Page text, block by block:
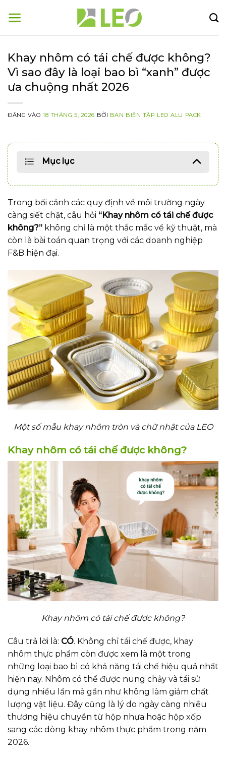
qua
Khay nhôm có tái chế được không?
Vì sao đây là loại bao bì “xanh” được
ưa chuộng nhất 2026
ĐĂNG VÀO18 THÁNG 5, 2026 BỞI BAN BIÊN TẬP LEO ALU PACK
Mục lục
Trong bối cảnh các quy định về môi trường ngày
càng siết chặt, câu hỏi “Khay nhôm có tái chế được
không?” không chỉ là một thắc mắc về kỹ thuật, mà
còn là bài toán quan trọng với các doanh nghiệp
F&B hiện đại.
Một số mẫu khay nhôm tròn và chữ nhật của LEO
Khay nhôm có tái chế được không?
Khay nhôm có tái chế được không?
Câu trả lời là: CÓ. Không chỉ tái chế được, khay
nhôm thực phẩm còn được xem là một trong
những loại bao bì có khả năng tái chế hiệu quả nhất
hiện nay. Nhôm có thể được nung chảy và tái sử
dụng nhiều lần mà gần như không làm giảm chất
lượng vật liệu. Đây cũng là lý do ngày càng nhiều
thương hiệu chuyển từ hộp nhựa hoặc hộp xốp
sang các dòng khay nhôm thực phẩm trong năm
2026.